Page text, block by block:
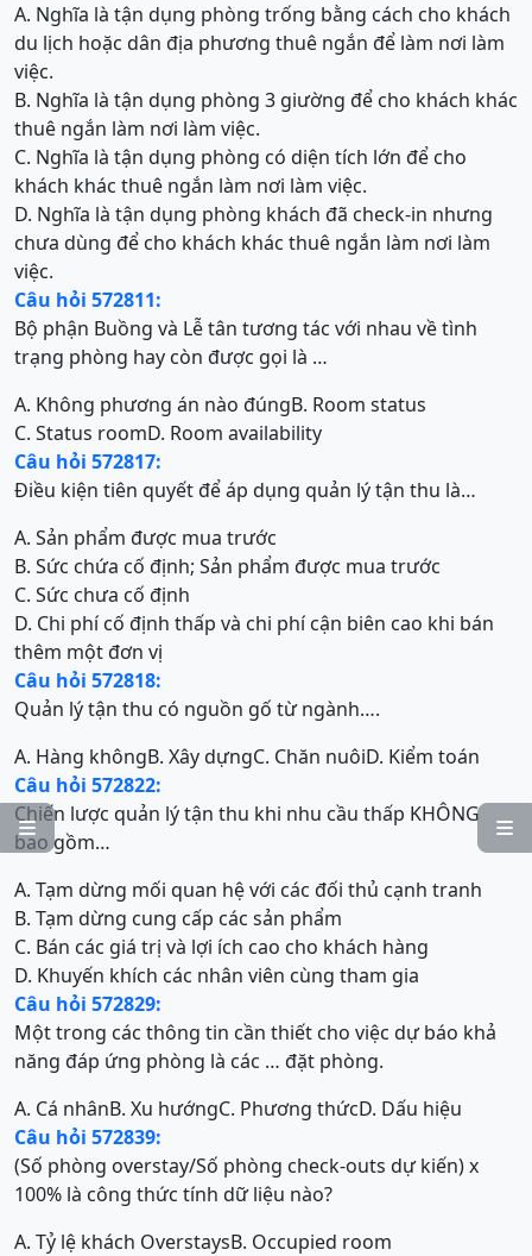


A. Nghĩa là tận dụng phòng trống bằng cách cho khách
du lịch hoặc dân địa phương thuê ngắn để làm nơi làm
việc.
B. Nghĩa là tận dụng phòng 3 giường để cho khách khác
thuê ngắn làm nơi làm việc.
C. Nghĩa là tận dụng phòng có diện tích lớn để cho
khách khác thuê ngắn làm nơi làm việc.
D. Nghĩa là tận dụng phòng khách đã check-in nhưng
chưa dùng để cho khách khác thuê ngắn làm nơi làm
việc.
Câu hỏi 572811:
Bộ phận Buồng và Lễ tân tương tác với nhau về tình
trạng phòng hay còn được gọi là …
A. Không phương án nào đúngB. Room status
C. Status roomD. Room availability
Câu hỏi 572817:
Điều kiện tiên quyết để áp dụng quản lý tận thu là…
A. Sản phẩm được mua trước
B. Sức chứa cố định; Sản phẩm được mua trước
C. Sức chưa cố định
D. Chi phí cố định thấp và chi phí cận biên cao khi bán
thêm một đơn vị
Câu hỏi 572818:
Quản lý tận thu có nguồn gố từ ngành….
A. Hàng khôngB. Xây dựngC. Chăn nuôiD. Kiểm toán
Câu hỏi 572822:
Chiến lược quản lý tận thu khi nhu cầu thấp KHÔNG
bao gồm…
A. Tạm dừng mối quan hệ với các đối thủ cạnh tranh
B. Tạm dừng cung cấp các sản phẩm
C. Bán các giá trị và lợi ích cao cho khách hàng
D. Khuyến khích các nhân viên cùng tham gia
Câu hỏi 572829:
Một trong các thông tin cần thiết cho việc dự báo khả
năng đáp ứng phòng là các … đặt phòng.
A. Cá nhânB. Xu hướngC. Phương thứcD. Dấu hiệu
Câu hỏi 572839:
(Số phòng overstay/Số phòng check-outs dự kiến) x
100% là công thức tính dữ liệu nào?
A. Tỷ lệ khách OverstaysB. Occupied room